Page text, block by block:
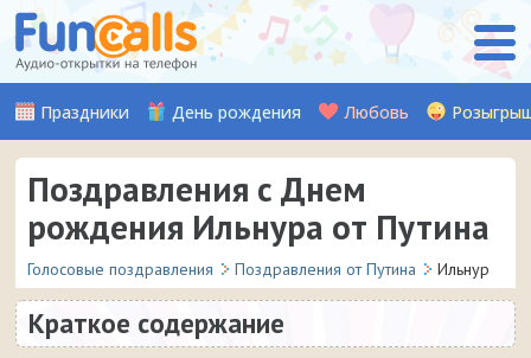
Праздники День рождения Любовь
Поздравления с Днем
рождения Ильнура от Путина
Голосовые поздравления Поздравления от Путина Ильнур
Краткое содержание